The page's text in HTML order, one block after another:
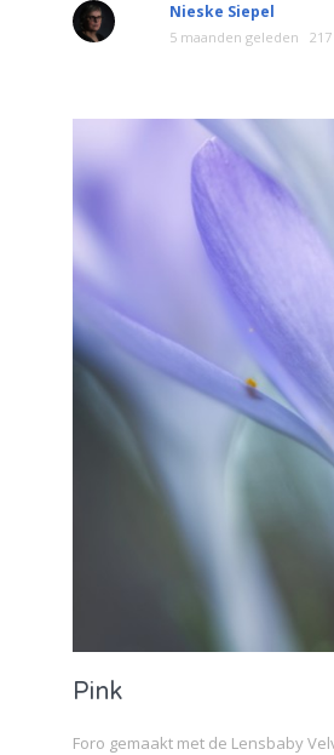
Nieske Siepel
5 maanden geleden
Pink
Foro gemaakt met de Lensbaby